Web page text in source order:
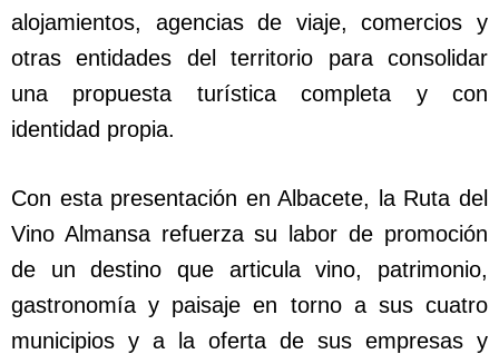
alojamientos, agencias de viaje, comercios y
otras entidades del territorio para consolidar
una propuesta turística completa y con
identidad propia.
Con esta presentación en Albacete, la Ruta del
Vino Almansa refuerza su labor de promoción
de un destino que articula vino, patrimonio,
gastronomía y paisaje en torno a sus cuatro
municipios y a la oferta de sus empresas y